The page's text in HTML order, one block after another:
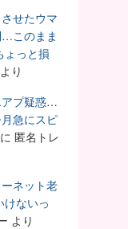
せたウマ
このまま
っと損
より
アプ疑惑…
急にスピ
に 匿名トレ
ネット老
けないっ
より